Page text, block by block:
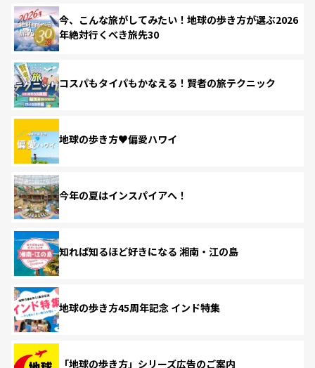
今、こんな旅がしてみたい！地球の歩き方が選ぶ2026
年絶対行くべき旅先30
コスパもタイパもかなえる！賢者の旅テクニック
地球の歩き方♥偏愛ハワイ
今年の夏はインスパイアへ！
知れば知るほど好きになる 湘南・江の島
地球の歩き方45周年記念 インド特集
「地球の歩き方」シリーズ広告のご案内